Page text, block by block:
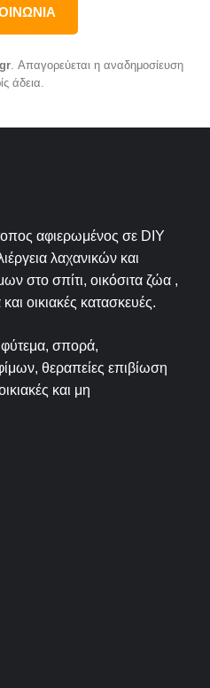
. Απαγορεύεται η αναδημοσίευση
άδεια.
αφιερωμένος σε DIY
λαχανικών και
στο σπίτι, οικόσιτα ζώα ,
οικιακές κατασκευές.
φύτεμα, σπορά,
θεραπείες επιβίωση
και μη